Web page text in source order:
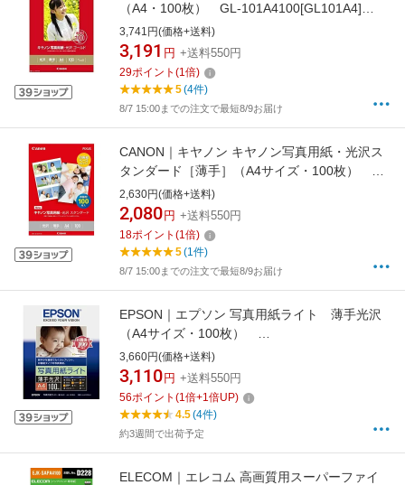
（A4・100枚） GL-101A4100[GL101A4]
【rb_pcp】
3,741円(価格+送料)
3,191 円 +送料550円
29ポイント (1倍)
5(4件)
8/7 15:00までの注文で最短8/9お届け
CANON｜キヤノン キヤノン写真用紙・光沢ス
タンダード［薄手］（A4サイズ・100枚）
SD-201A4100[SD201A4100]【rb_pcp】
2,630円(価格+送料)
2,080 円 +送料550円
18ポイント (1倍)
5(1件)
8/7 15:00までの注文で最短8/9お届け
EPSON｜エプソン 写真用紙ライト 薄手光沢
（A4サイズ・100枚）
KA4100SLU[KA4100SLU]【rb_pcp】
3,660円(価格+送料)
3,110 円 +送料550円
56ポイント (1倍+1倍UP)
4.5(4件)
約3週間で出荷予定
ELECOM｜エレコム 高画質用スーパーファイ